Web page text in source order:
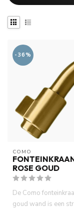
-36%
COMO
ROSE GOUD
De Como
goud wand is een